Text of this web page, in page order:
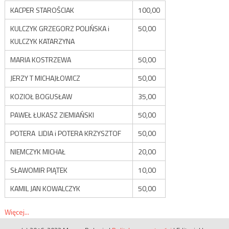
KACPER STAROŚCIAK
100,00
KULCZYK GRZEGORZ POLIŃSKA i
KULCZYK KATARZYNA
50,00
MARIA KOSTRZEWA
50,00
JERZY T MICHAJŁOWICZ
50,00
KOZIOŁ BOGUSŁAW
35,00
PAWEŁ ŁUKASZ ZIEMIAŃSKI
50,00
POTERA LIDIA i POTERA KRZYSZTOF
50,00
NIEMCZYK MICHAŁ
20,00
SŁAWOMIR PIĄTEK
10,00
KAMIL JAN KOWALCZYK
50,00
Więcej...